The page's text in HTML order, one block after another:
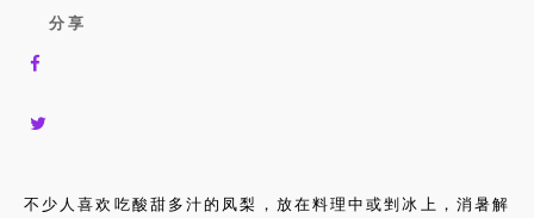
分 享
不少人喜欢吃酸甜多汁的凤梨，放在料理中或剉冰上，消暑解